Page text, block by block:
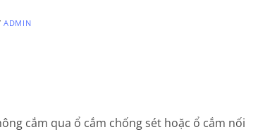
ADMIN
cắm qua ổ cắm chống sét hoặc ổ cắm nối